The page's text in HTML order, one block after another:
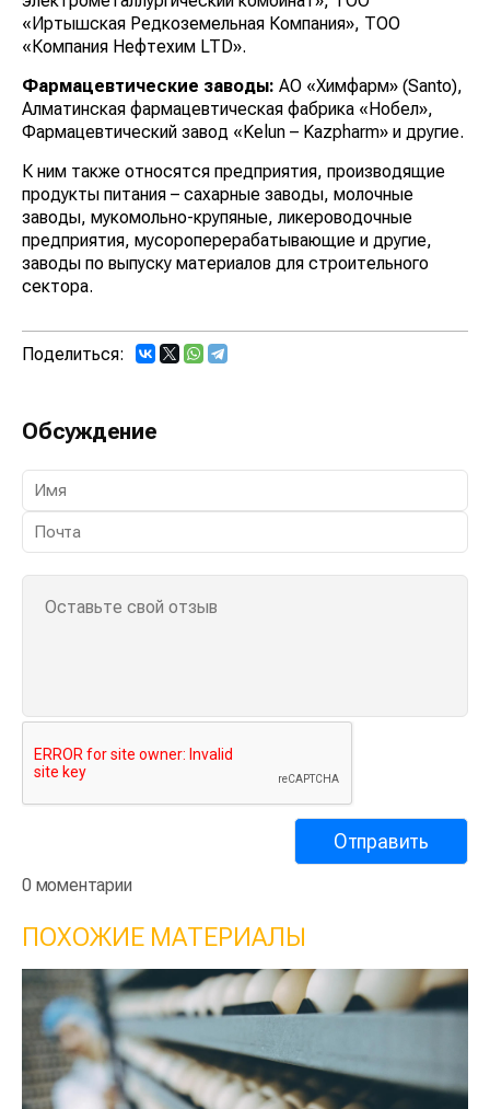
«Иртышская Редкоземельная Компания», ТОО
«Компания Нефтехим LTD».
Фармацевтические заводы: АО «Химфарм» (Santo),
Алматинская фармацевтическая фабрика «Нобел»,
Фармацевтический завод «Kelun – Kazpharm» и другие.
К ним также относятся предприятия, производящие
продукты питания – сахарные заводы, молочные
заводы, мукомольно-крупяные, ликероводочные
предприятия, мусороперерабатывающие и другие,
заводы по выпуску материалов для строительного
сектора.
Поделиться:
Обсуждение
0 моментарии
ПОХОЖИЕ МАТЕРИАЛЫ